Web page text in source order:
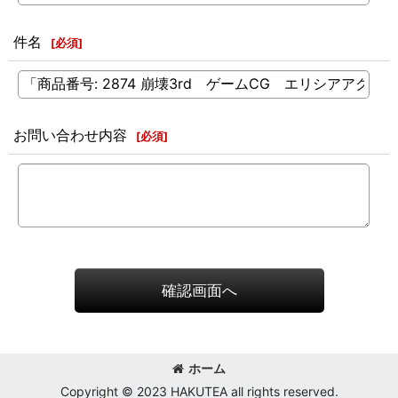
件名 [必須]
お問い合わせ内容 [必須]
確認画面へ
ホーム
Copyright © 2023 HAKUTEA all rights reserved.